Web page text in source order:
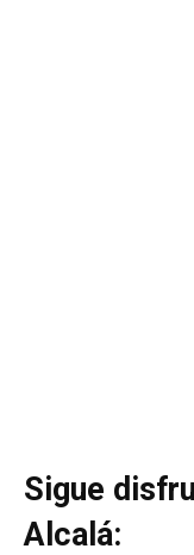
Sigue
Alcalá: